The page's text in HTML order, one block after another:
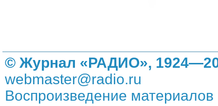
© Журнал «РАДИО»,
webmaster@radio.ru
Воспроизведение